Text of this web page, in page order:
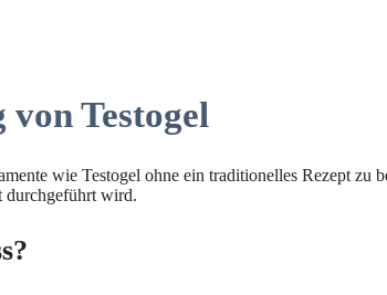
Testogel
wie Testogel ohne ein traditionelles Rezept zu
durchgeführt wird.